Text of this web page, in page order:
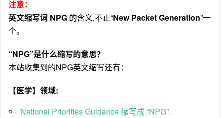
注意：
英文缩写词 NPG 的含义,不止“New Packet Generation”一
个。
“NPG”是什么缩写的意思？
本站收集到的NPG英文缩写还有：
【医学】领域:
National Priorities Guidance 缩写成 “NPG”.